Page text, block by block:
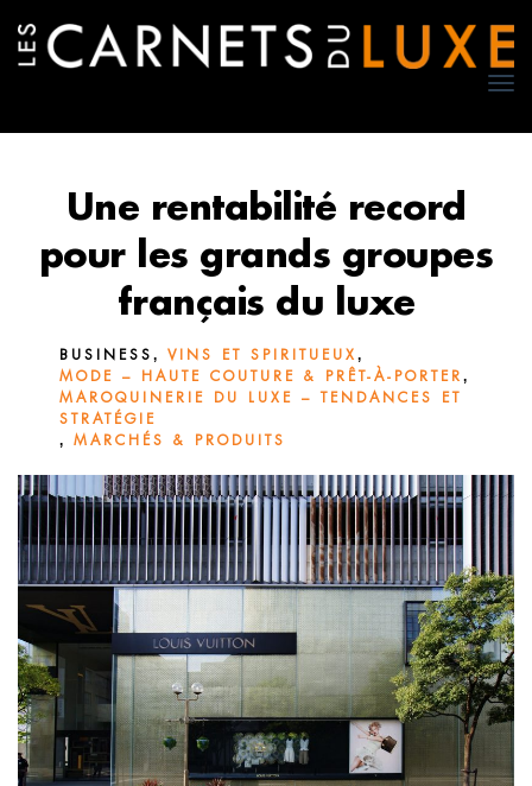
Une rentabilité record
pour les grands groupes
français du luxe
BUSINESS , VINS ET SPIRITUEUX ,
MODE – HAUTE COUTURE & PRÊT-À-PORTER ,
MAROQUINERIE DU LUXE – TENDANCES ET
STRATÉGIE
, MARCHÉS & PRODUITS